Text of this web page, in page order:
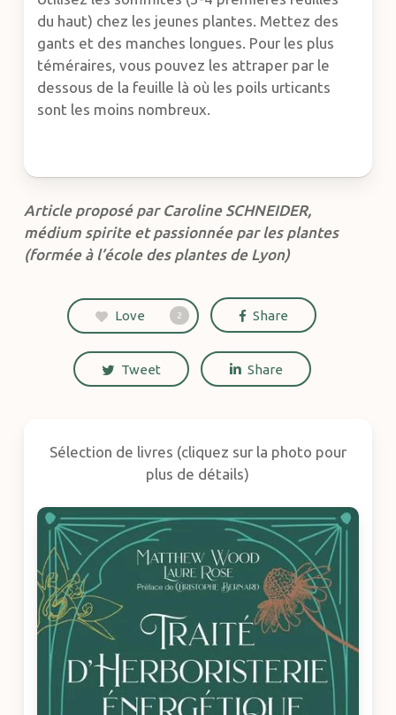
du haut) chez les jeunes plantes. Mettez des
gants et des manches longues. Pour les plus
téméraires, vous pouvez les attraper par le
dessous de la feuille là où les poils urticants
sont les moins nombreux.
Article proposé par Caroline SCHNEIDER,
médium spirite et passionnée par les plantes
(formée à l’école des plantes de Lyon)
Love 2 Share
Tweet Share
Sélection de livres (cliquez sur la photo pour
plus de détails)